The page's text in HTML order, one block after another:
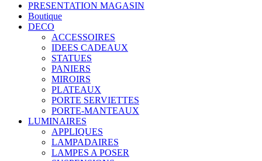
PRESENTATION MAGASIN
Boutique
DECO
ACCESSOIRES
IDEES CADEAUX
STATUES
PANIERS
MIROIRS
PLATEAUX
PORTE SERVIETTES
PORTE-MANTEAUX
LUMINAIRES
APPLIQUES
LAMPADAIRES
LAMPES A POSER